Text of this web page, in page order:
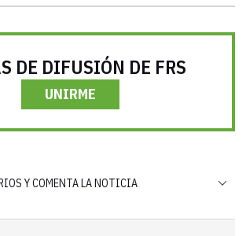
DE DIFUSIÓN DE FRS
UNIRME
Y COMENTA LA NOTICIA